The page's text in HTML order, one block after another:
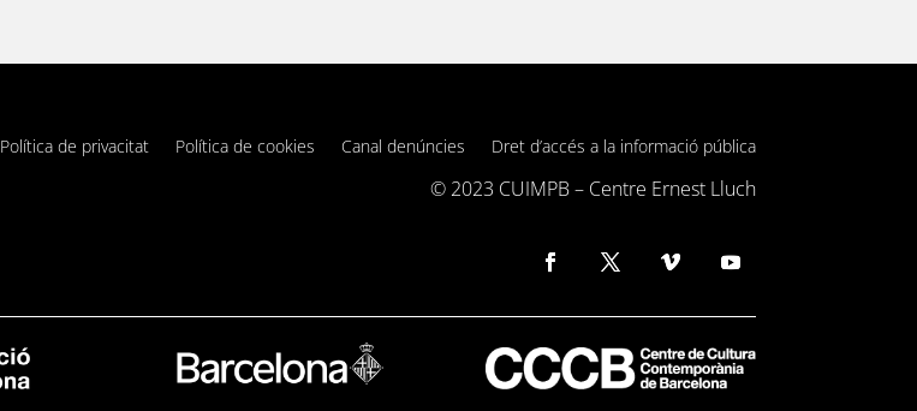
Política de privacitat Política de cookies Canal denúncies Dret d’accés a la informació pública
© 2023 CUIMPB – Centre Ernest Lluch